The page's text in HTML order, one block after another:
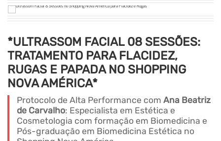
*ULTRASSOM FACIAL 08 SESSÕES:
TRATAMENTO PARA FLACIDEZ,
RUGAS E PAPADA NO SHOPPING
NOVA AMÉRICA*
Protocolo de Alta Performance com Ana Beatriz
de Carvalho: Especialista em Estética e
Cosmetologia com formação em Biomedicina e
Pós-graduação em Biomedicina Estética no